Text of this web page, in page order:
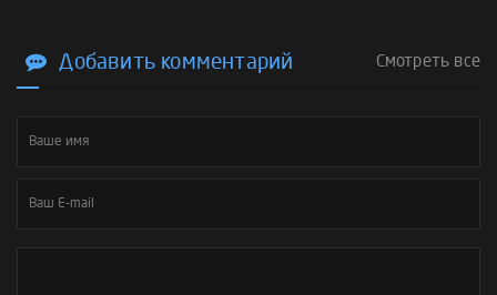
Добавить комментарий Смотреть все